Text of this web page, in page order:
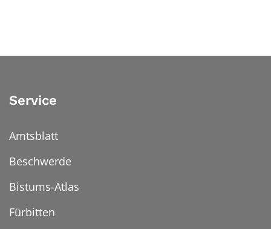
Service
Amtsblatt
Beschwerde
Bistums-Atlas
Fürbitten